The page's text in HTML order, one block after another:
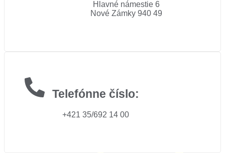
Hlavné námestie 6
Nové Zámky 940 49
Telefónne číslo:
+421 35/692 14 00